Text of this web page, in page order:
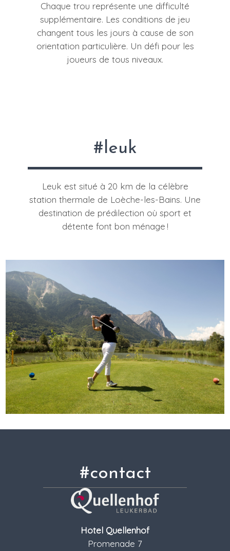
Chaque trou représente une difficulté
supplémentaire. Les conditions de jeu
changent tous les jours à cause de son
orientation particulière. Un défi pour les
joueurs de tous niveaux.
#leuk
Leuk est situé à 20 km de la célèbre
station thermale de Loèche-les-Bains. Une
destination de prédilection où sport et
détente font bon ménage !
#contact
Hotel Quellenhof
Promenade 7